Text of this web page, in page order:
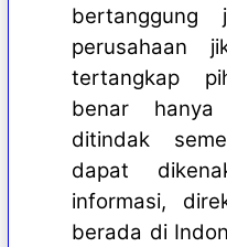
bertanggung
perusahaan
tertangkap
benar
ditindak
dapat
informasi,
berada di